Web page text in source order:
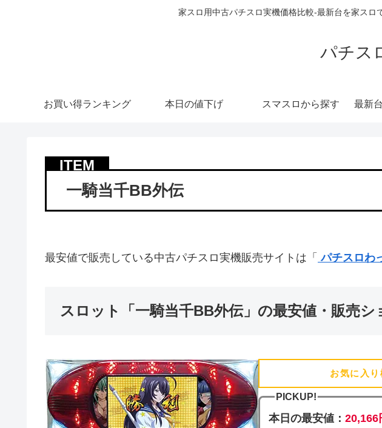
家スロ用中古パチスロ実機価格比較-最新台を家スロ
パチス
お買い得ランキング 本日の値下げ スマスロから探す 最新
一騎当千BB外伝
最安値で販売している中古パチスロ実機販売サイトは「 パチスロわ
スロット「一騎当千BB外伝」の最安値・販売シ
お気に入り
PICKUP!
本日の最安値：20,166